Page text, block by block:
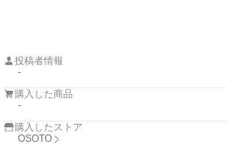
投稿者情報
-
購入した商品
-
購入したストア
OSOTO